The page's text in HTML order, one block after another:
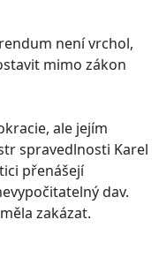
není vrchol,
mimo zákon
ale jejím
spravedlnosti Karel
přenášejí
dav.
zakázat.